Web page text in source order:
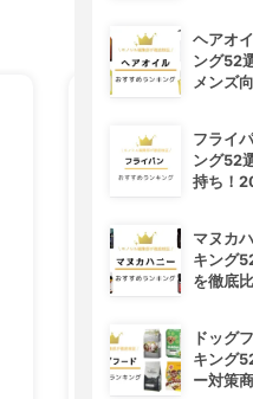
kowa(コーワ)
アマニ油（α-リノレン酸
ムレスカプセル
ヘアオ
ング52
メンズ
フライ
ング52
持ち！
マヌカ
キング
を徹底
ドッグ
キング
ー対策